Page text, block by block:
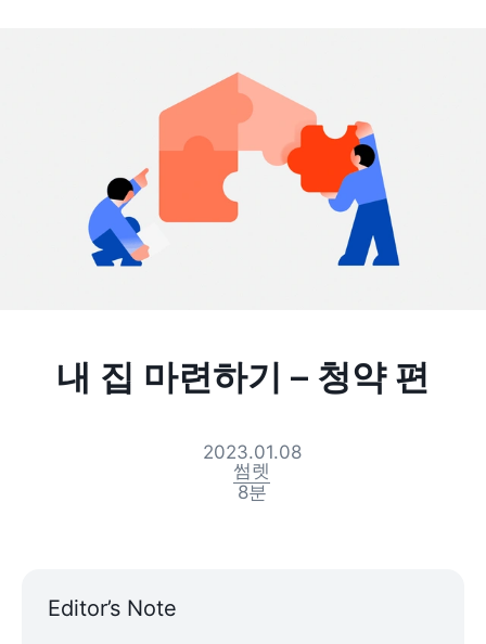
내 집 마련하기 – 청약 편
2023.01.08
썸렛
8분
Editor’s Note